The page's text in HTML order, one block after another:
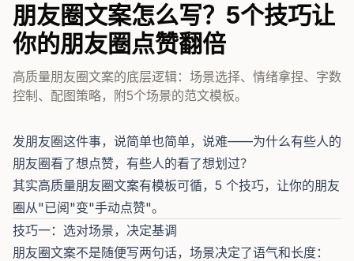
朋友圈文案怎么写？5个技巧让
你的朋友圈点赞翻倍
高质量朋友圈文案的底层逻辑：场景选择、情绪拿捏、字数
控制、配图策略，附5个场景的范文模板。
发朋友圈这件事，说简单也简单，说难——为什么有些人的
朋友圈看了想点赞，有些人的看了想划过？
其实高质量朋友圈文案有模板可循，5 个技巧，让你的朋友
圈从"已阅"变"手动点赞"。
技巧一：选对场景，决定基调
朋友圈文案不是随便写两句话，场景决定了语气和长度：